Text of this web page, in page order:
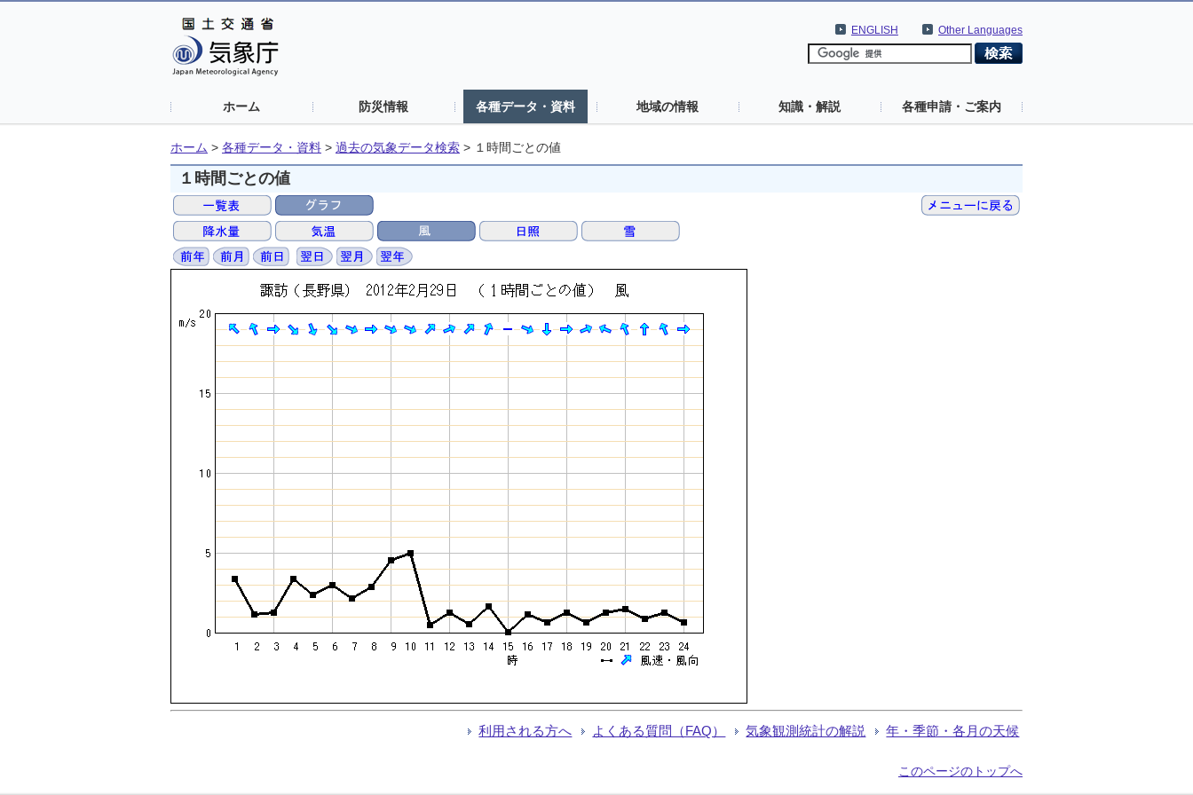
Other Languages
ENGLISH
ホーム 防災情報 各種データ・資料 地域の情報 知識・解説 各種申請・ご案内
ホーム > 各種データ・資料 > 過去の気象データ検索 > １時間ごとの値
１時間ごとの値
利用される方へ よくある質問（FAQ） 気象観測統計の解説 年・季節・各月の天候
このページのトップへ